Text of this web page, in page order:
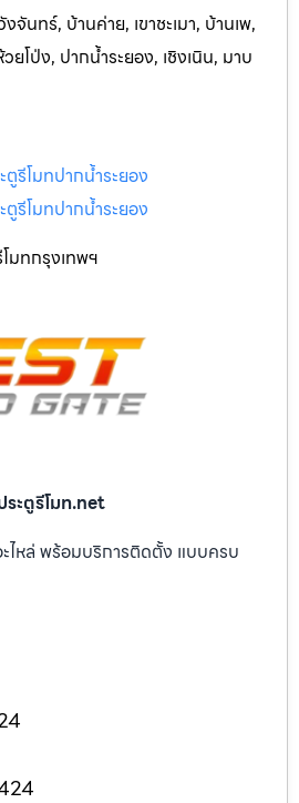
ังจันทร์, บ้านค่าย, เขาชะเมา, บ้านเพ,
ยโป่ง, ปากน้ำระยอง, เชิงเนิน, มาบ
ตูรีโมทปากน้ำระยอง
ตูรีโมทปากน้ำระยอง
มทกรุงเทพฯ
ระตูรีโมท.net
ะไหล่ พร้อมบริการติดตั้ง แบบครบ